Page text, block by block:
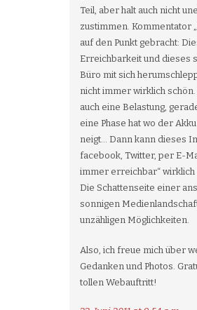
Teil, aber halt auch nicht
zustimmen. Kommentator
auf den Punkt gebracht:
Erreichbarkeit und dieses
Büro mit sich
nicht immer wirklich schön.
auch eine Belastung,
eine Phase hat wo der
neigt… Dann kann dieses
facebook, Twitter, per E-
immer erreichbar“ wirklich
Die Schattenseite einer
sonnigen
unzähligen Möglichkeiten.
Also, ich freue mich über
Gedanken und Photos.
tollen Webauftritt!